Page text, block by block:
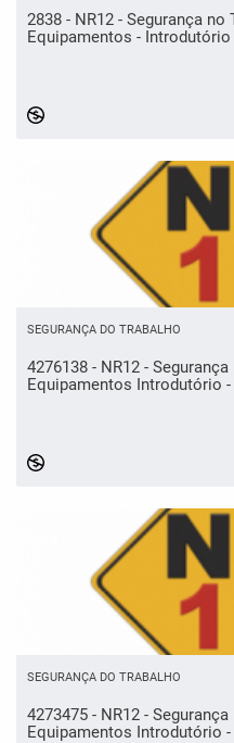
2838 - NR12 - Segurança
Equipamentos -
SEGURANÇA DO TRABALHO
4276138 - NR12 -
Equipamentos Introdutório -
SEGURANÇA DO TRABALHO
4273475 - NR12 -
Equipamentos Introdutório -